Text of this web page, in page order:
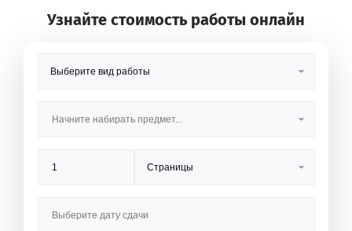
Узнайте стоимость работы онлайн